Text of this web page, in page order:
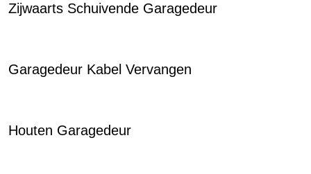
Zijwaarts Schuivende Garagedeur
Garagedeur Kabel Vervangen
Houten Garagedeur